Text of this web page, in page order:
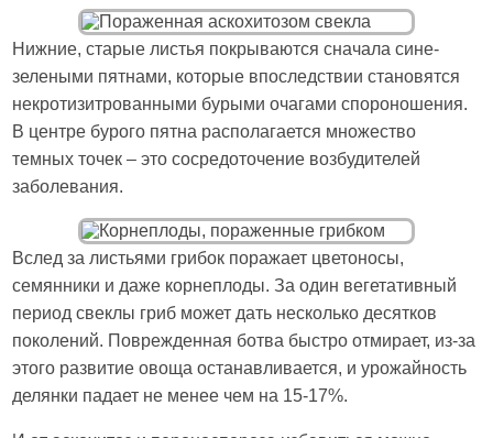
Нижние, старые листья покрываются сначала сине-
зелеными пятнами, которые впоследствии становятся
некротизитрованными бурыми очагами спороношения.
В центре бурого пятна располагается множество
темных точек – это сосредоточение возбудителей
заболевания.
Вслед за листьями грибок поражает цветоносы,
семянники и даже корнеплоды. За один вегетативный
период свеклы гриб может дать несколько десятков
поколений. Поврежденная ботва быстро отмирает, из-за
этого развитие овоща останавливается, и урожайность
делянки падает не менее чем на 15-17%.